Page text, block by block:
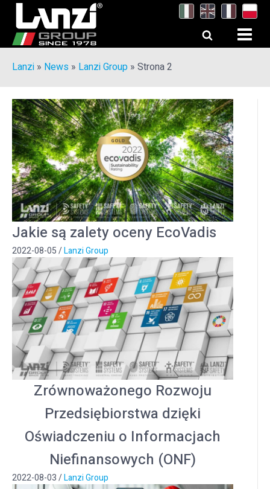
Lanzi » News » Lanzi Group » Strona 2
Jakie są zalety oceny EcoVadis
2022-08-05/Lanzi Group
Zrównoważonego Rozwoju
Przedsiębiorstwa dzięki
Oświadczeniu o Informacjach
Niefinansowych (ONF)
2022-08-03/Lanzi Group